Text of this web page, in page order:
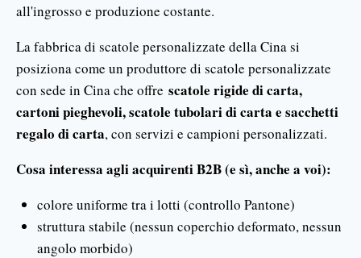
all'ingrosso e produzione costante.
La fabbrica di scatole personalizzate della Cina si
posiziona come un produttore di scatole personalizzate
con sede in Cina che offre scatole rigide di carta,
cartoni pieghevoli, scatole tubolari di carta e sacchetti
regalo di carta, con servizi e campioni personalizzati.
Cosa interessa agli acquirenti B2B (e sì, anche a voi):
colore uniforme tra i lotti (controllo Pantone)
struttura stabile (nessun coperchio deformato, nessun
angolo morbido)